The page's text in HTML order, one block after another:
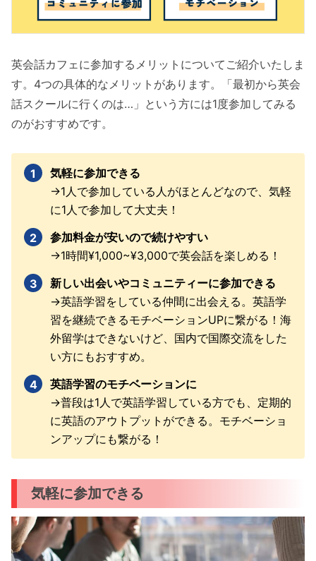
英会話カフェに参加するメリットについてご紹介いたしま
す。4つの具体的なメリットがあります。「最初から英会
話スクールに行くのは…」という方には1度参加してみる
のがおすすめです。
気軽に参加できる
→1人で参加している人がほとんどなので、気軽
に1人で参加して大丈夫！
参加料金が安いので続けやすい
→1時間¥1,000~¥3,000で英会話を楽しめる！
新しい出会いやコミュニティーに参加できる
→英語学習をしている仲間に出会える。英語学
習を継続できるモチベーションUPに繋がる！海
外留学はできないけど、国内で国際交流をした
い方にもおすすめ。
英語学習のモチベーションに
→普段は1人で英語学習している方でも、定期的
に英語のアウトプットができる。モチベーショ
ンアップにも繋がる！
気軽に参加できる